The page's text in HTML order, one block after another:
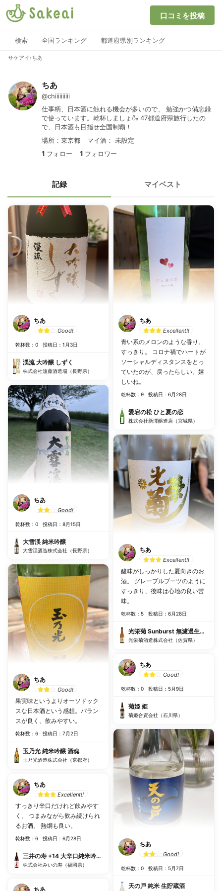
口コミを投稿
検索 全国ランキング 都道府県別ランキング
サケアイ ›ちあ
ちあ
@chiiiiiiiiii
仕事柄、日本酒に触れる機会が多いので、 勉強かつ備忘録
で使っています。乾杯しましょ🍶 47都道府県旅行したの
で、日本酒も目指せ全国制覇！
場所：東京都
マイ酒： 未設定
1 フォロー 1 フォロワー
記録 マイベスト
ちあ
Good!
乾杯数：0 投稿日：1月3日
渓流 大吟醸 しずく
株式会社遠藤酒造場（長野県）
ちあ
Good!
乾杯数：0 投稿日：8月15日
大雪渓 純米吟醸
大雪渓酒造株式会社（長野県）
ちあ
Good!
果実味というよりオーソドック
スな日本酒という感想。バラン
スが良く、飲みやすい。
乾杯数：6 投稿日：7月2日
玉乃光 純米吟醸 酒魂
玉乃光酒造株式会社（京都府）
ちあ
Excellent!!
すっきり辛口だけれど飲みやす
く、 つまみながら飲み続けられ
るお酒。 熱燗も良い。
乾杯数：6 投稿日：6月28日
三井の寿 +14 大辛口純米吟醸 山田錦
株式会社みいの寿（福岡県）
ちあ
ちあ
Excellent!!
青い系のメロンのような香り。
すっきり。 コロナ禍でハートが
ソーシャルディスタンスをとっ
ていたのが、戻ったらしい。嬉
しいね。
乾杯数：9 投稿日：6月28日
愛宕の松 ひと夏の恋
株式会社新澤醸造店（宮城県）
ちあ
Excellent!!
酸味がしっかりした夏向きのお
酒。 グレープルブーツのように
すっきり、後味は心地の良い苦
味。
乾杯数：5 投稿日：6月28日
光栄菊 Sunburst 無濾過生原酒
光栄菊酒造株式会社（佐賀県）
ちあ
Good!
乾杯数：0 投稿日：5月9日
菊姫 姫
菊姫合資会社（石川県）
ちあ
Good!
乾杯数：0 投稿日：5月7日
天の戸 純米 生貯蔵酒